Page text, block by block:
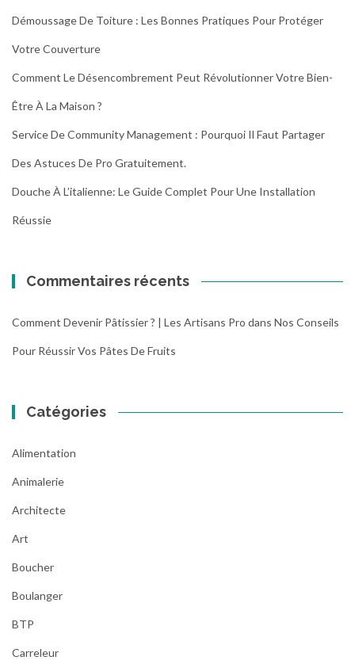
Démoussage De Toiture : Les Bonnes Pratiques Pour Protéger
Votre Couverture
Comment Le Désencombrement Peut Révolutionner Votre Bien-
Être À La Maison ?
Service De Community Management : Pourquoi Il Faut Partager
Des Astuces De Pro Gratuitement.
Douche À L’italienne: Le Guide Complet Pour Une Installation
Réussie
Commentaires récents
Comment Devenir Pâtissier ? | Les Artisans Pro dans Nos Conseils
Pour Réussir Vos Pâtes De Fruits
Catégories
Alimentation
Animalerie
Architecte
Art
Boucher
Boulanger
BTP
Carreleur